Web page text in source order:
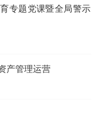
专题党课暨全局警示
产管理运营